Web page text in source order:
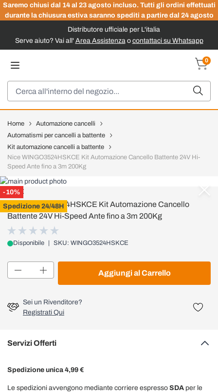
Saremo chiusi dal 14 al 23 agosto incluso. Tutti gli ordini effettuati
durante la chiusura estiva saranno spediti a partire dal 24 agosto
Distributore ufficiale per L'italia
Serve aiuto? Vai all' Area Assistenzao contattaci su Whatsapp
0
Home
Automazione cancelli
Automatismi per cancelli a battente
Kit automazione cancelli a battente
Nice WINGO3524HSKCE Kit Automazione Cancello Battente 24V Hi-
Speed Ante fino a 3m 200Kg
-10%
Spedizione 24/48H
NICE
Nice WINGO3524HSKCE Kit Automazione Cancello
Battente 24V Hi-Speed Ante fino a 3m 200Kg
Disponibile SKU: WINGO3524HSKCE
Aggiungi al Carrello
Sei un Rivenditore?
Registrati Qui
Servizi Offerti
Spedizione unica 4,99 €
Le spedizioni avvengono mediante corriere espresso SDA per le